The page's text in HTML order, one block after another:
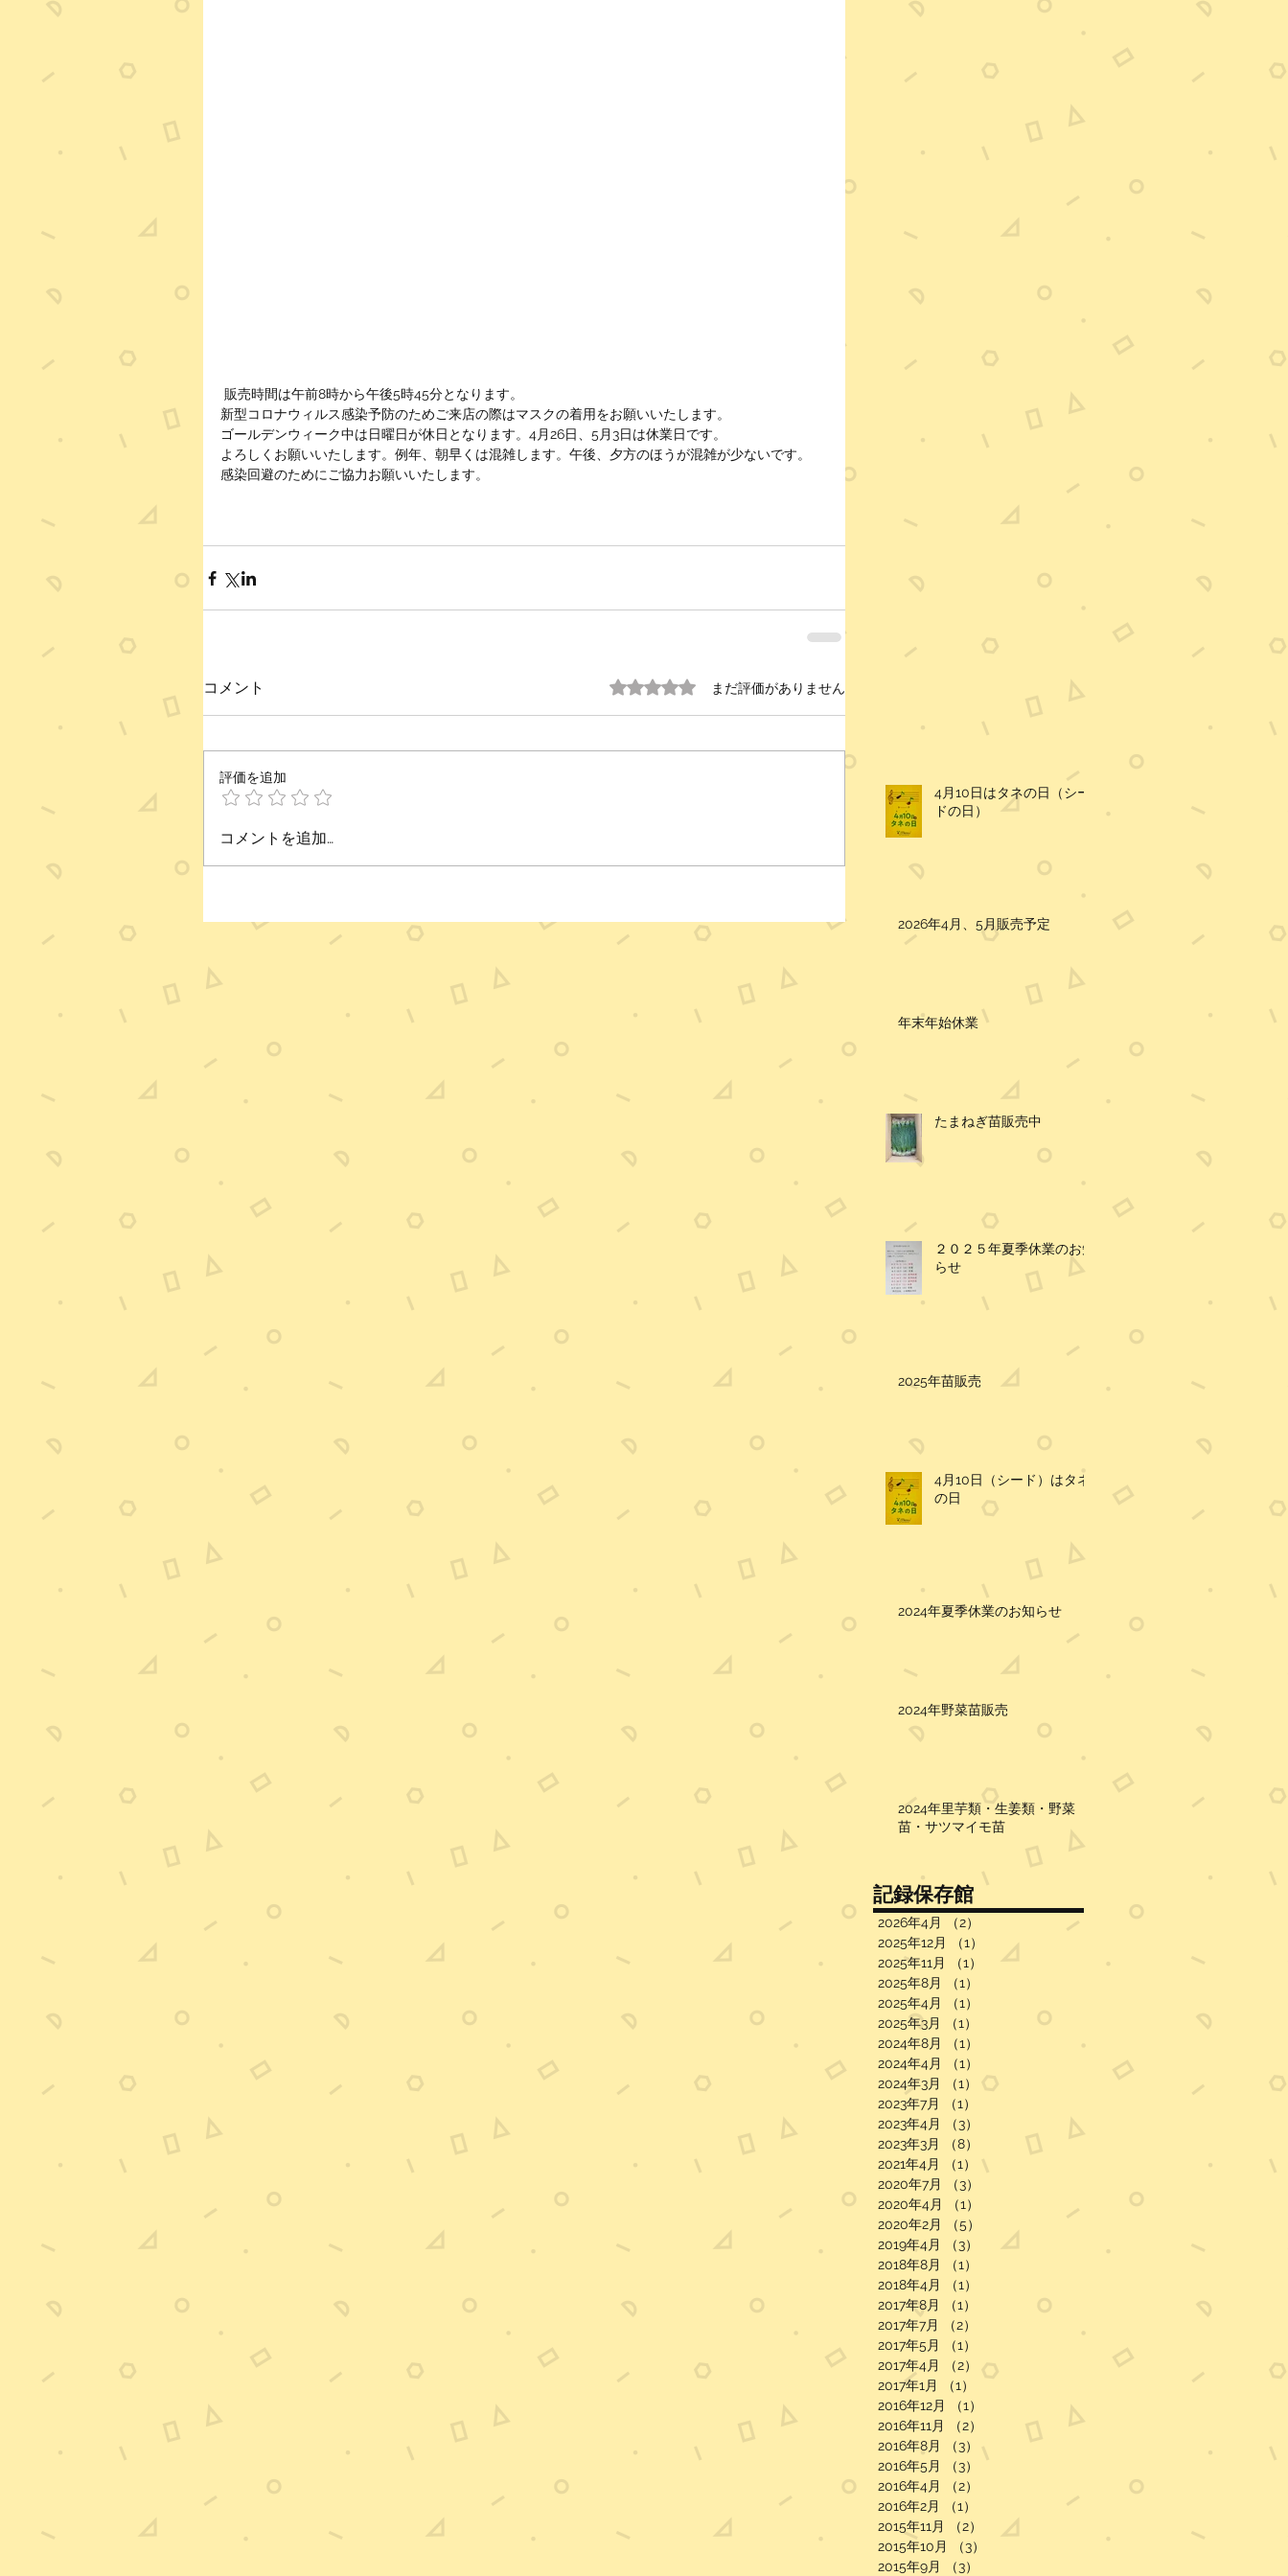
販売時間は午前8時から午後5時45分となります。
新型コロナウィルス感染予防のためご来店の際はマスクの着用をお願いいたします。
ゴールデンウィーク中は日曜日が休日となります。4月26日、5月3日は休業日です。
よろしくお願いいたします。例年、朝早くは混雑します。午後、夕方のほうが混雑が少ないです。
感染回避のためにご協力お願いいたします。
コメント 5つ星のうち0と評価されています。
まだ評価がありません
評価を追加
コメントを追加…
4月10日はタネの日（シー
ドの日）
2026年4月、5月販売予定
年末年始休業
たまねぎ苗販売中
２０２５年夏季休業のお知
らせ
2025年苗販売
4月10日（シード）はタネ
の日
2024年夏季休業のお知らせ
2024年野菜苗販売
2024年里芋類・生姜類・野菜
苗・サツマイモ苗
記録保存館
2026年4月 （2）
2025年12月
（1）
2025年11月
（1）
2025年8月
（1）
2025年4月
（1）
2025年3月
（1）
2024年8月
（1）
2024年4月
（1）
2024年3月
（1）
2023年7月
（1）
2023年4月
（3）
2023年3月
（8）
2021年4月
（1）
2020年7月
（3）
2020年4月
（1）
2020年2月
（5）
2019年4月
（3）
2018年8月
（1）
2018年4月
（1）
2017年8月
（1）
2017年7月
（2）
2017年5月
（1）
2017年4月
（2）
2017年1月
（1）
2016年12月
（1）
2016年11月
（2）
2016年8月
（3）
2016年5月
（3）
2016年4月
（2）
2016年2月
（1）
2015年11月
（2）
2015年10月
（3）
2015年9月
（3）